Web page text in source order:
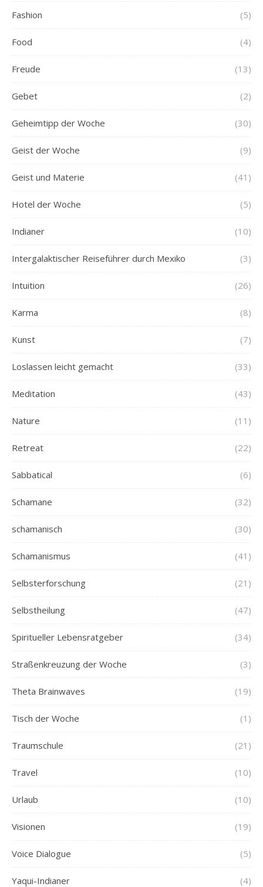
Fashion (5)
Food (4)
Freude (13)
Gebet (2)
Geheimtipp der Woche (30)
Geist der Woche (9)
Geist und Materie (41)
Hotel der Woche (5)
Indianer (10)
Intergalaktischer Reiseführer durch Mexiko (3)
Intuition (26)
Karma (8)
Kunst (7)
Loslassen leicht gemacht (33)
Meditation (43)
Nature (11)
Retreat (22)
Sabbatical (6)
Schamane (32)
schamanisch (30)
Schamanismus (41)
Selbsterforschung (21)
Selbstheilung (47)
Spiritueller Lebensratgeber (34)
Straßenkreuzung der Woche (3)
Theta Brainwaves (19)
Tisch der Woche (1)
Traumschule (21)
Travel (10)
Urlaub (10)
Visionen (19)
Voice Dialogue (5)
Yaqui-Indianer (4)